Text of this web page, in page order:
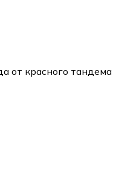
от красного